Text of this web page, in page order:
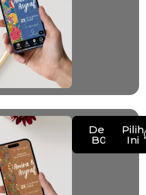
Demo
B003
Pilih
Ini